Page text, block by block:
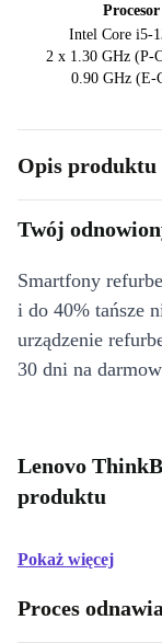
Procesor
Intel Core i5-
2 x 1.30 GHz (P-
0.90 GHz (E-
Opis produktu
Twój
Smartfony
i do 40% tańsze
urządzenie
30 dni na
Lenovo
produktu
Pokaż więcej
Proces